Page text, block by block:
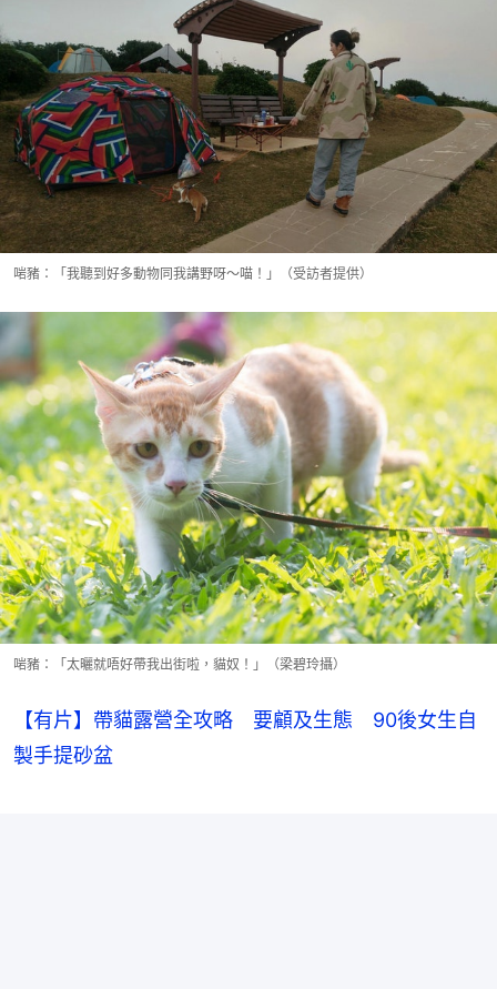
啱豬：「我聽到好多動物同我講野呀～喵！」（受訪者提供）
啱豬：「太曬就唔好帶我出街啦，貓奴！」（梁碧玲攝）
【有片】帶貓露營全攻略 要顧及生態 90後女生自
製手提砂盆